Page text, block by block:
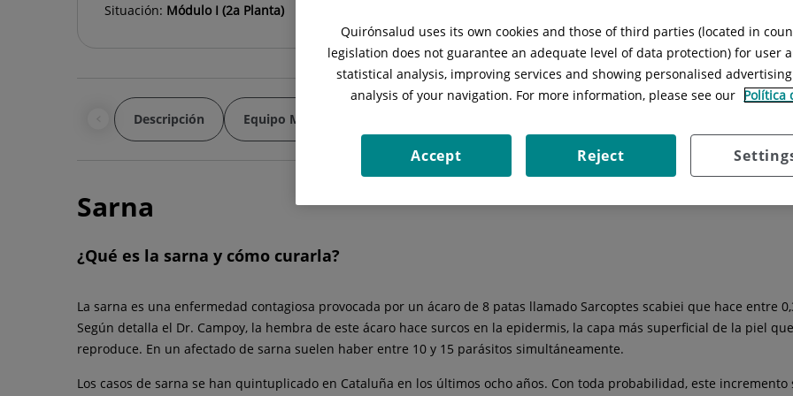
Situación: Módulo I (2a Planta)
Descripción Equipo Médico
Sarna
¿Qué es la sarna y cómo curarla?
La sarna es una enfermedad contagiosa provocada por un ácaro de 8 patas llamado Sarcoptes scabiei que hace entre
Según detalla el Dr. Campoy, la hembra de este ácaro hace surcos en la epidermis, la capa más superficial de la piel
reproduce. En un afectado de sarna suelen haber entre 10 y 15 parásitos simultáneamente.
Los casos de sarna se han quintuplicado en Cataluña en los últimos ocho años. Con toda probabilidad, este
Quirónsalud uses its own cookies and those of third parties (located in
legislation does not guarantee an adequate level of data protection) for user
statistical analysis, improving services and showing personalised
analysis of your navigation. For more information, please see our Política
Reject
Accept